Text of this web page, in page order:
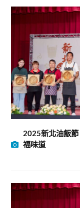
2025新北油飯
福味道